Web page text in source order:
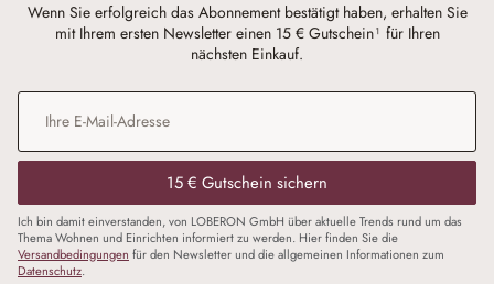
Wenn Sie erfolgreich das Abonnement bestätigt haben, erhalten Sie
mit Ihrem ersten Newsletter einen 15 € Gutschein¹ für Ihren
nächsten Einkauf.
E-Mail-Adresse
15 € Gutschein sichern
Ich bin damit einverstanden, von LOBERON GmbH über aktuelle Trends rund um das
Thema Wohnen und Einrichten informiert zu werden. Hier finden Sie die
Versandbedingungen für den Newsletter und die allgemeinen Informationen zum
Datenschutz.